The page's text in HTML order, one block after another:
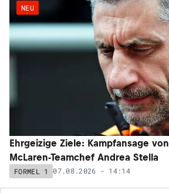
NEU
Ehrgeizige Ziele: Kampfansage von
McLaren-Teamchef Andrea Stella
FORMEL 1 07.08.2026 - 14:14